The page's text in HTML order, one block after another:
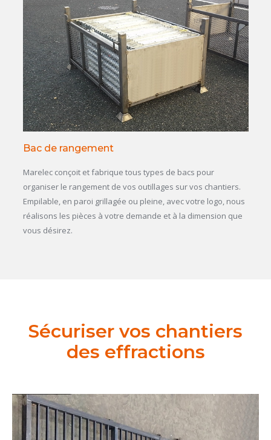
Bac de rangement
Marelec conçoit et fabrique tous types de bacs pour
organiser le rangement de vos outillages sur vos chantiers.
Empilable, en paroi grillagée ou pleine, avec votre logo, nous
réalisons les pièces à votre demande et à la dimension que
vous désirez.
Sécuriser vos chantiers
des effractions